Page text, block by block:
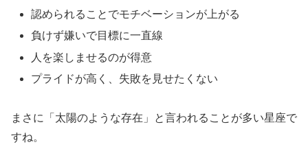
認められることでモチベーションが上がる
負けず嫌いで目標に一直線
人を楽しませるのが得意
プライドが高く、失敗を見せたくない
まさに「太陽のような存在」と言われることが多い星座で
すね。